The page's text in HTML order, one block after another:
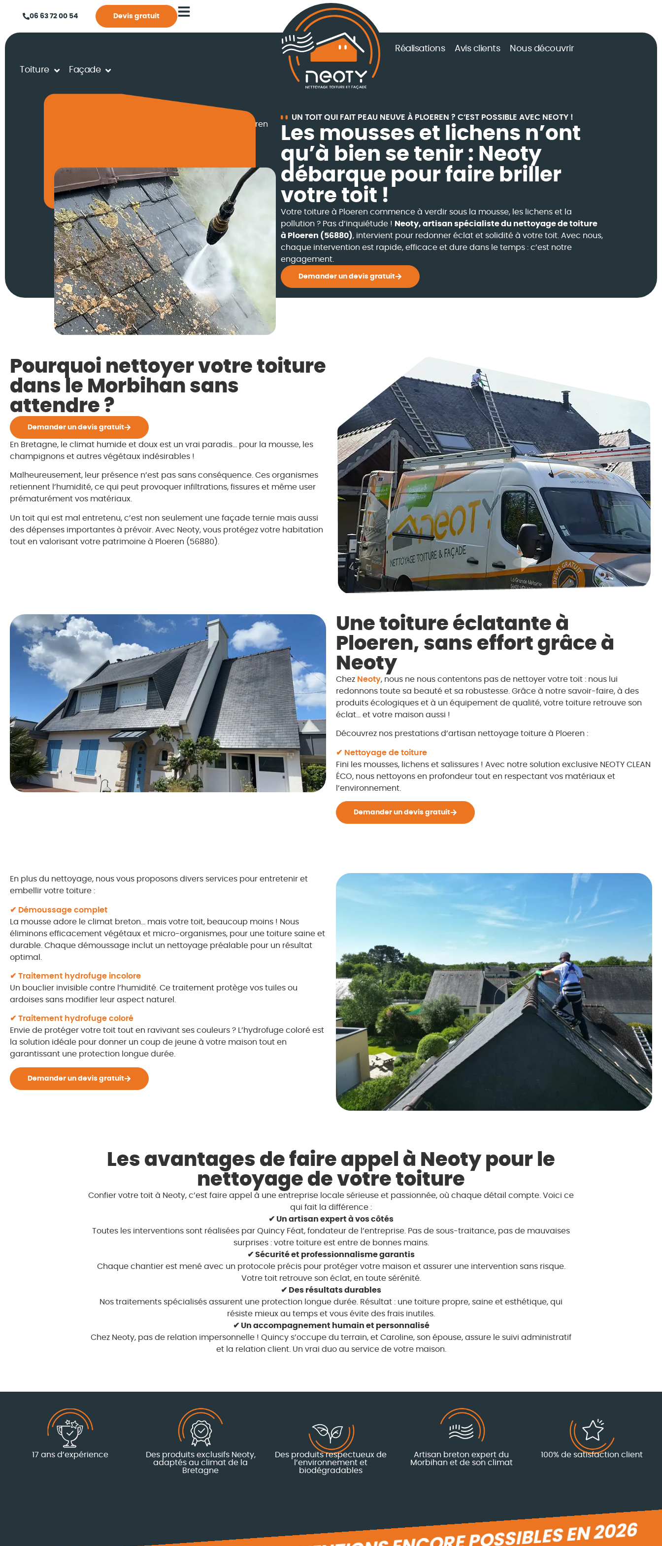
06 63 72 00 54 Devis gratuit
Toiture Façade
Réalisations Avis clients Nous découvrir
Nettoyage de toiture à Ploeren
UN TOIT QUI FAIT PEAU NEUVE À PLOEREN ? C’EST POSSIBLE AVEC NEOTY !
Les mousses et lichens n’ont
qu’à bien se tenir : Neoty
débarque pour faire briller
votre toit !
Votre toiture à Ploeren commence à verdir sous la mousse, les lichens et la
pollution ? Pas d’inquiétude ! Neoty, artisan spécialiste du nettoyage de toiture
à Ploeren (56880), intervient pour redonner éclat et solidité à votre toit. Avec nous,
chaque intervention est rapide, efficace et dure dans le temps : c’est notre
engagement.
Demander un devis gratuit
Pourquoi nettoyer votre toiture
dans le Morbihan sans
attendre ?
Demander un devis gratuit
En Bretagne, le climat humide et doux est un vrai paradis… pour la mousse, les
champignons et autres végétaux indésirables !
Malheureusement, leur présence n’est pas sans conséquence. Ces organismes
retiennent l’humidité, ce qui peut provoquer infiltrations, fissures et même user
prématurément vos matériaux.
Un toit qui est mal entretenu, c’est non seulement une façade ternie mais aussi
des dépenses importantes à prévoir. Avec Neoty, vous protégez votre habitation
tout en valorisant votre patrimoine à Ploeren (56880).
Une toiture éclatante à
Ploeren, sans effort grâce à
Neoty
Chez Neoty, nous ne nous contentons pas de nettoyer votre toit : nous lui
redonnons toute sa beauté et sa robustesse. Grâce à notre savoir-faire, à des
produits écologiques et à un équipement de qualité, votre toiture retrouve son
éclat… et votre maison aussi !
Découvrez nos prestations d’artisan nettoyage toiture à Ploeren :
✔ Nettoyage de toiture
Fini les mousses, lichens et salissures ! Avec notre solution exclusive NEOTY CLEAN
ÉCO, nous nettoyons en profondeur tout en respectant vos matériaux et
l’environnement.
Demander un devis gratuit
En plus du nettoyage, nous vous proposons divers services pour entretenir et
embellir votre toiture :
✔ Démoussage complet
La mousse adore le climat breton… mais votre toit, beaucoup moins ! Nous
éliminons efficacement végétaux et micro-organismes, pour une toiture saine et
durable. Chaque démoussage inclut un nettoyage préalable pour un résultat
optimal.
✔ Traitement hydrofuge incolore
Un bouclier invisible contre l’humidité. Ce traitement protège vos tuiles ou
ardoises sans modifier leur aspect naturel.
✔ Traitement hydrofuge coloré
Envie de protéger votre toit tout en ravivant ses couleurs ? L’hydrofuge coloré est
la solution idéale pour donner un coup de jeune à votre maison tout en
garantissant une protection longue durée.
Demander un devis gratuit
Les avantages de faire appel à Neoty pour le
nettoyage de votre toiture
Confier votre toit à Neoty, c’est faire appel à une entreprise locale sérieuse et passionnée, où chaque détail compte. Voici ce
qui fait la différence :
✔ Un artisan expert à vos côtés
Toutes les interventions sont réalisées par Quincy Féat, fondateur de l’entreprise. Pas de sous-traitance, pas de mauvaises
surprises : votre toiture est entre de bonnes mains.
✔ Sécurité et professionnalisme garantis
Chaque chantier est mené avec un protocole précis pour protéger votre maison et assurer une intervention sans risque.
Votre toit retrouve son éclat, en toute sérénité.
✔ Des résultats durables
Nos traitements spécialisés assurent une protection longue durée. Résultat : une toiture propre, saine et esthétique, qui
résiste mieux au temps et vous évite des frais inutiles.
✔ Un accompagnement humain et personnalisé
Chez Neoty, pas de relation impersonnelle ! Quincy s’occupe du terrain, et Caroline, son épouse, assure le suivi administratif
et la relation client. Un vrai duo au service de votre maison.
17 ans d’expérience
Des produits exclusifs Neoty,
adaptés au climat de la
Bretagne
Des produits respectueux de
l’environnement et
biodégradables
Artisan breton expert du
Morbihan et de son climat
100% de satisfaction client